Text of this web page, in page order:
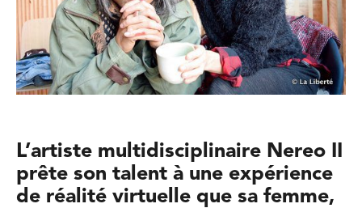
L’artiste multidisciplinaire Nereo II
prête son talent à une expérience
de réalité virtuelle que sa femme,